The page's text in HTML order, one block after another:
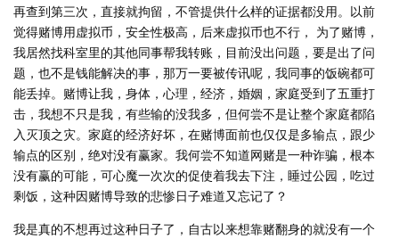
再查到第三次，直接就拘留，不管提供什么样的证据都没用。以前
觉得赌博用虚拟币，安全性极高，后来虚拟币也不行， 为了赌博，
我居然找科室里的其他同事帮我转账，目前没出问题，要是出了问
题，也不是钱能解决的事，那万一要被传讯呢，我同事的饭碗都可
能丢掉。赌博让我，身体，心理，经济，婚姻，家庭受到了五重打
击，我想不只是我，有些输的没我多，但何尝不是让整个家庭都陷
入灭顶之灾。家庭的经济好坏，在赌博面前也仅仅是多输点，跟少
输点的区别，绝对没有赢家。我何尝不知道网赌是一种诈骗，根本
没有赢的可能，可心魔一次次的促使着我去下注，睡过公园，吃过
剩饭，这种因赌博导致的悲惨日子难道又忘记了？
我是真的不想再过这种日子了，自古以来想靠赌翻身的就没有一个